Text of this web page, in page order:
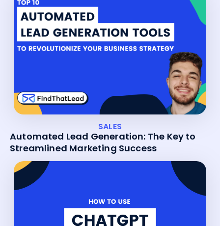
SALES
Automated Lead Generation: The Key to
Streamlined Marketing Success